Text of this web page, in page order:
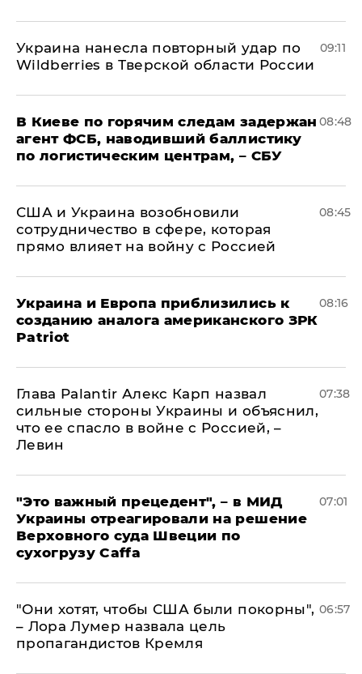
Украина нанесла повторный удар по
Wildberries в Тверской области России
09:11
В Киеве по горячим следам задержан
агент ФСБ, наводивший баллистику
по логистическим центрам, – СБУ
08:48
США и Украина возобновили
сотрудничество в сфере, которая
прямо влияет на войну с Россией
08:45
Украина и Европа приблизились к
созданию аналога американского ЗРК
Patriot
08:16
Глава Palantir Алекс Карп назвал
сильные стороны Украины и объяснил,
что ее спасло в войне с Россией, –
Левин
07:38
"Это важный прецедент", – в МИД
Украины отреагировали на решение
Верховного суда Швеции по
сухогрузу Caffa
07:01
"Они хотят, чтобы США были покорны",
– Лора Лумер назвала цель
пропагандистов Кремля
06:57